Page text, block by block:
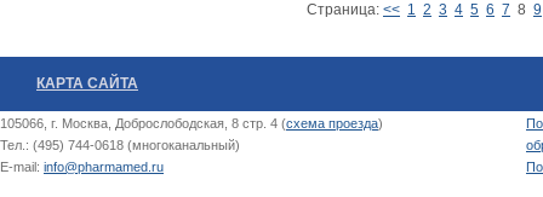
Страница: << 1 2 3 4 5 6 7 8 9
КАРТА САЙТА
105066, г. Москва, Доброслободская, 8 стр. 4 (схема проезда)
Тел.: (495) 744-0618 (многоканальный)
E-mail: info@pharmamed.ru